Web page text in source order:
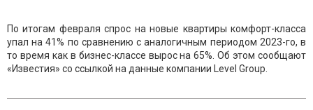
По итогам февраля спрос на новые квартиры комфорт-класса
упал на 41% по сравнению с аналогичным периодом 2023-го, в
то время как в бизнес-классе вырос на 65%. Об этом сообщают
«Известия» со ссылкой на данные компании Level Group.